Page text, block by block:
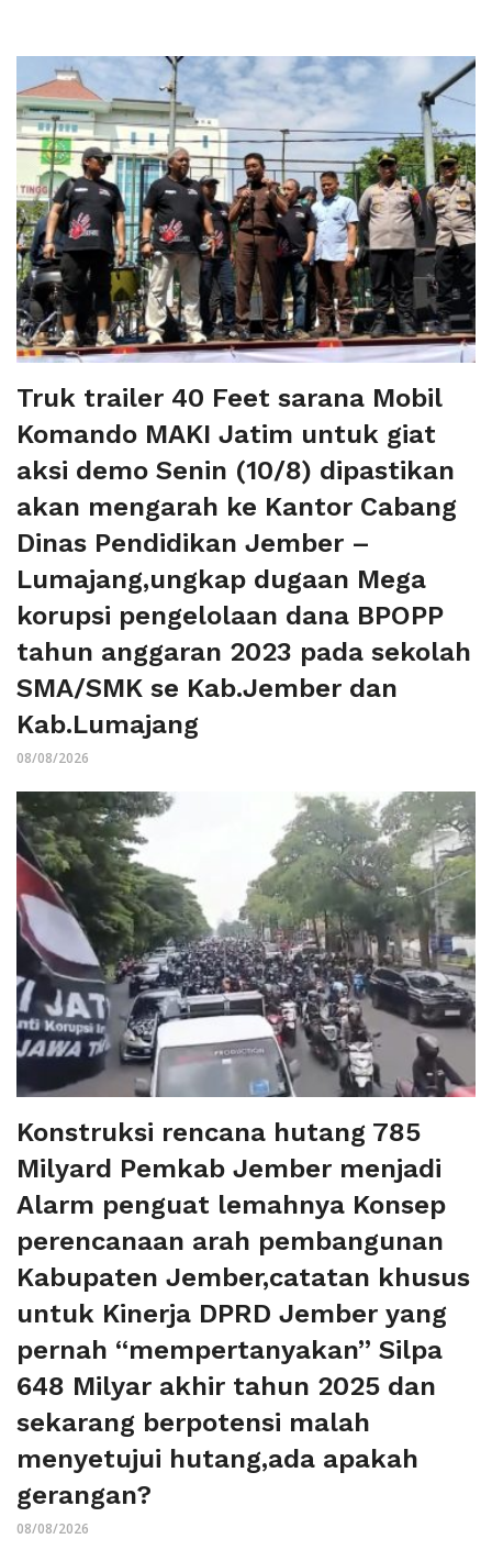
Truk trailer 40 Feet sarana Mobil
Komando MAKI Jatim untuk giat
aksi demo Senin (10/8) dipastikan
akan mengarah ke Kantor Cabang
Dinas Pendidikan Jember –
Lumajang,ungkap dugaan Mega
korupsi pengelolaan dana BPOPP
tahun anggaran 2023 pada sekolah
SMA/SMK se Kab.Jember dan
Kab.Lumajang
08/08/2026
Konstruksi rencana hutang 785
Milyard Pemkab Jember menjadi
Alarm penguat lemahnya Konsep
perencanaan arah pembangunan
Kabupaten Jember,catatan khusus
untuk Kinerja DPRD Jember yang
pernah “mempertanyakan” Silpa
648 Milyar akhir tahun 2025 dan
sekarang berpotensi malah
menyetujui hutang,ada apakah
gerangan?
08/08/2026